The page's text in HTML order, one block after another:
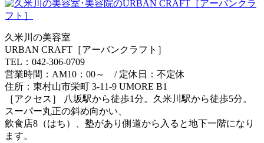
久米川の美容室
URBAN CRAFT［アーバンクラフト］
TEL：042-306-0709
営業時間：AM10：00～ / 定休日：不定休
住所：東村山市栄町 3-11-9 UMORE B1
［アクセス］ 八坂駅から徒歩1分。久米川駅から徒歩5分。
スーパー丸正の斜め向かい、
飲食店8（はち）、塾があり側道から入ると地下一階になり
ます。